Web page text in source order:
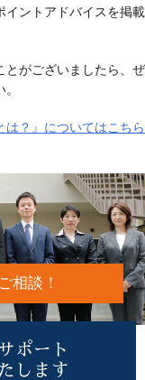
イントアドバイスを掲載
とがございましたら、ぜ
？』についてはこちら
相談！
ポート
します